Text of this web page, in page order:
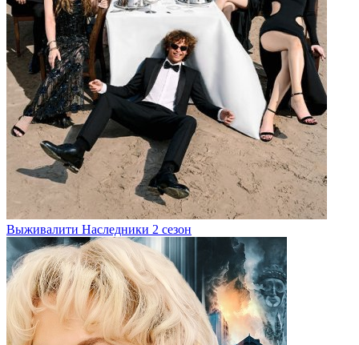
Выживалити Наследники 2 сезон